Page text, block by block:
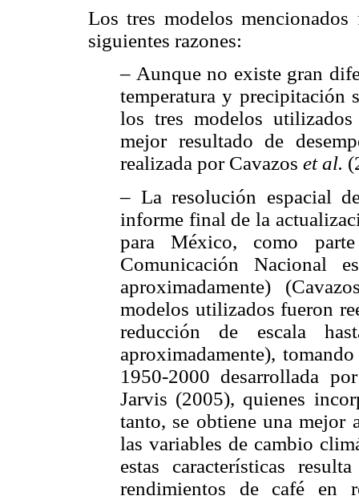
Los tres modelos
siguientes razones:
– Aunque no existe gran
temperatura y precipitación
los tres modelos
mejor resultado de
realizada por Cavazos et al.
– La resolución espacial
informe final de la
para México, como
Comunicación
aproximadamente)
modelos utilizados fueron
reducción de escala
aproximadamente),
1950-2000 desarrollada
Jarvis (2005), quienes
tanto, se obtiene una mejor
las variables de cambio
estas características
rendimientos de café en